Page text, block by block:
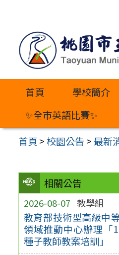
內
首頁 學校簡介
✨全市英語比賽✨
首頁 >校園公告 >最新
相關公告
2026-08-07 教學組
教育部技術型高級中
領域推動中心辦理「
種子教師教案培訓」